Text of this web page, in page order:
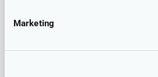
Marketing